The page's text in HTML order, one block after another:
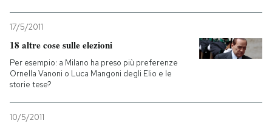
17/5/2011
18 altre cose sulle elezioni
Per esempio: a Milano ha preso più preferenze
Ornella Vanoni o Luca Mangoni degli Elio e le
storie tese?
10/5/2011